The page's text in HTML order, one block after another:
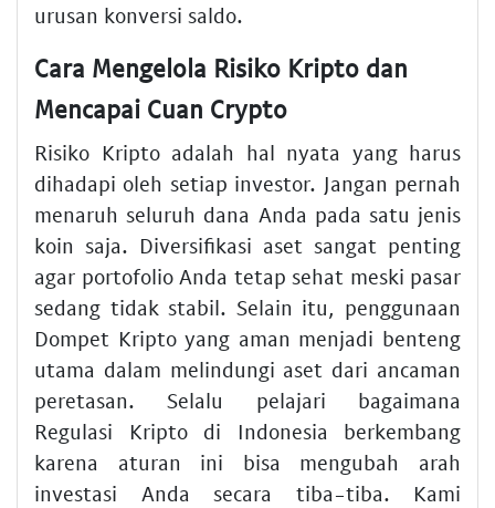
urusan konversi saldo.
Cara Mengelola Risiko Kripto dan
Mencapai Cuan Crypto
Risiko Kripto adalah hal nyata yang harus
dihadapi oleh setiap investor. Jangan pernah
menaruh seluruh dana Anda pada satu jenis
koin saja. Diversifikasi aset sangat penting
agar portofolio Anda tetap sehat meski pasar
sedang tidak stabil. Selain itu, penggunaan
Dompet Kripto yang aman menjadi benteng
utama dalam melindungi aset dari ancaman
peretasan. Selalu pelajari bagaimana
Regulasi Kripto di Indonesia berkembang
karena aturan ini bisa mengubah arah
investasi Anda secara tiba-tiba. Kami